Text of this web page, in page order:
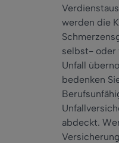
werden die
selbst- oder
Unfall
bedenken
abdeckt.